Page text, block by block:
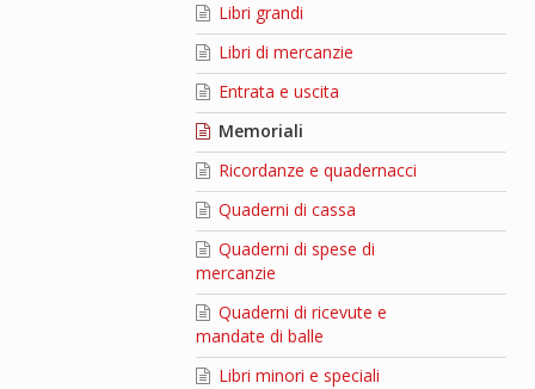
Libri grandi
Libri di mercanzie
Entrata e uscita
Memoriali
Ricordanze e quadernacci
Quaderni di cassa
Quaderni di spese di
mercanzie
Quaderni di ricevute e
mandate di balle
Libri minori e speciali